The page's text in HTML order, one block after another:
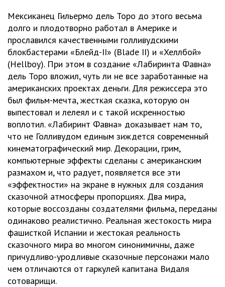
Мексиканец Гильермо дель Торо до этого весьма
долго и плодотворно работал в Америке и
прославился качественными голливудскими
блокбастерами «Блейд-II» (Blade II) и «Хеллбой»
(Hellboy). При этом в создание «Лабиринта Фавна»
дель Торо вложил, чуть ли не все заработанные на
американских проектах деньги. Для режиссера это
был фильм-мечта, жесткая сказка, которую он
выпестовал и лелеял и с такой искренностью
воплотил. «Лабиринт Фавна» доказывает нам то,
что не Голливудом единым зиждется современный
кинематографический мир. Декорации, грим,
компьютерные эффекты сделаны с американским
размахом и, что радует, появляется все эти
«эффектности» на экране в нужных для создания
сказочной атмосферы пропорциях. Два мира,
которые воссозданы создателями фильма, переданы
одинаково реалистично. Реальная жестокость мира
фашисткой Испании и жестокая реальность
сказочного мира во многом синонимичны, даже
причудливо-уродливые сказочные персонажи мало
чем отличаются от гаркулей капитана Видаля
сотоварищи.